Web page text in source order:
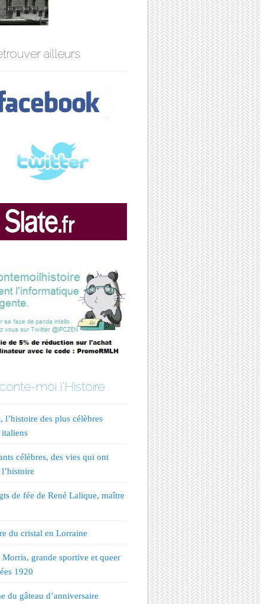
ailleurs
moi l'Histoire
l’histoire des plus célèbres
célèbres, des vies qui ont
de fée de René Lalique, maître
du cristal en Lorraine
grande sportive et queer
1920
du gâteau d’anniversaire